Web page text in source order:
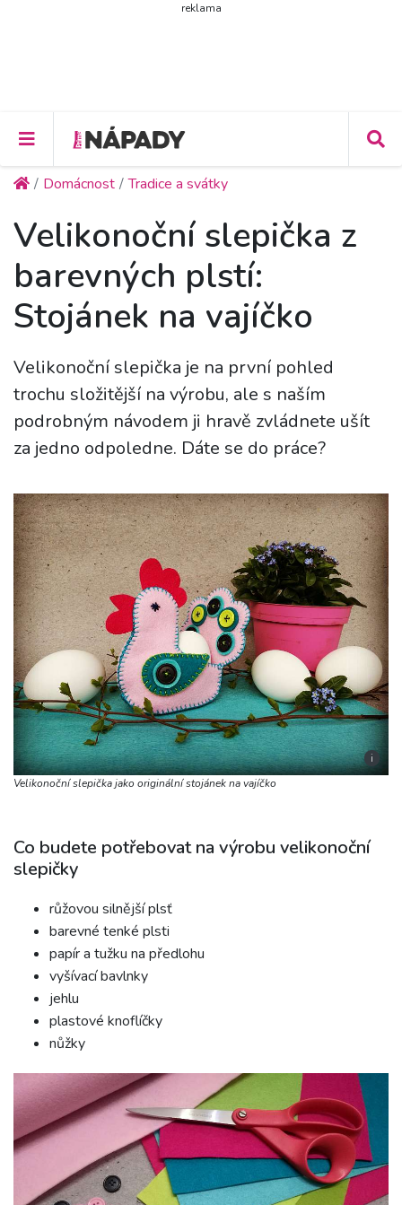
reklama
Domácnost Tradice a svátky
Velikonoční slepička z
barevných plstí:
Stojánek na vajíčko
Velikonoční slepička je na první pohled
trochu složitější na výrobu, ale s naším
podrobným návodem ji hravě zvládnete ušít
za jedno odpoledne. Dáte se do práce?
i
Velikonoční slepička jako originální stojánek na vajíčko
Co budete potřebovat na výrobu velikonoční
slepičky
růžovou silnější plsť
barevné tenké plsti
papír a tužku na předlohu
vyšívací bavlnky
jehlu
plastové knoflíčky
nůžky